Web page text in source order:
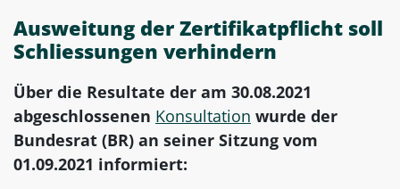
Ausweitung der Zertifikatpflicht soll
Schliessungen verhindern
Über die Resultate der am 30.08.2021
abgeschlossenen Konsultation wurde der
Bundesrat (BR) an seiner Sitzung vom
01.09.2021 informiert: